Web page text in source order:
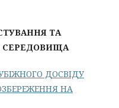
ТА
СЕРЕДОВИЩА
ДОСВІДУ
НА